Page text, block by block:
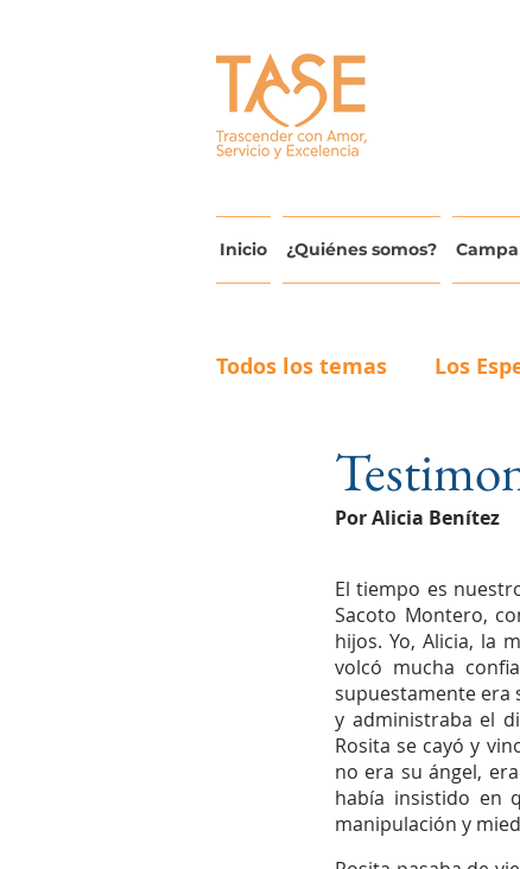
Inicio ¿Quiénes somos?
Todos los temas Los
Actualidad y Avances
Por Alicia Benítez
El tiempo es
Sacoto Montero,
hijos. Yo, Alicia, la
volcó mucha
supuestamente era
y administraba el
Rosita se cayó y
no era su ángel,
había insistido en
manipulación y